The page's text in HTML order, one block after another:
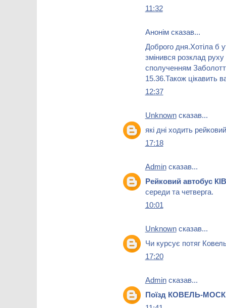
11:32
Анонім сказав...
Доброго дня.Хотіла б
змінився розклад
сполученням
15.36.Також цікавить
12:37
Unknownсказав...
які дні ходить
17:18
Adminсказав...
Рейковий автобус
середи та четверга.
10:01
Unknownсказав...
Чи курсує потяг
17:20
Adminсказав...
Поїзд КОВЕЛЬ-